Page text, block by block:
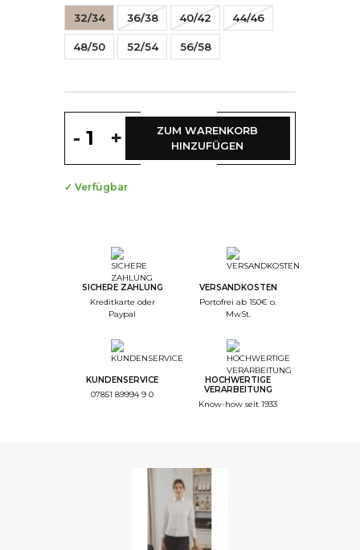
32/34 36/38 40/42 44/46
48/50 52/54 56/58
- +
ZUM WARENKORB
HINZUFÜGEN
✓ Verfügbar
SICHERE ZAHLUNG
Kreditkarte oder
Paypal
VERSANDKOSTEN
Portofrei ab 150€ o.
MwSt.
KUNDENSERVICE
07851 89994 9 0
HOCHWERTIGE
VERARBEITUNG
Know-how seit 1933